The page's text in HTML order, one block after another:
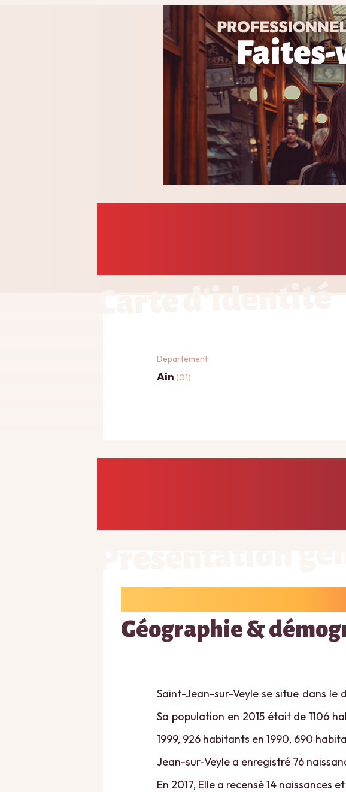
Carte d'identité
Département
Ain (01)
Géographie &
Saint-Jean-sur-Veyle se situe dans le
Sa population en 2015 était de 1106
1999, 926 habitants en 1990, 690
Jean-sur-Veyle a enregistré 76
En 2017, Elle a recensé 14 naissances